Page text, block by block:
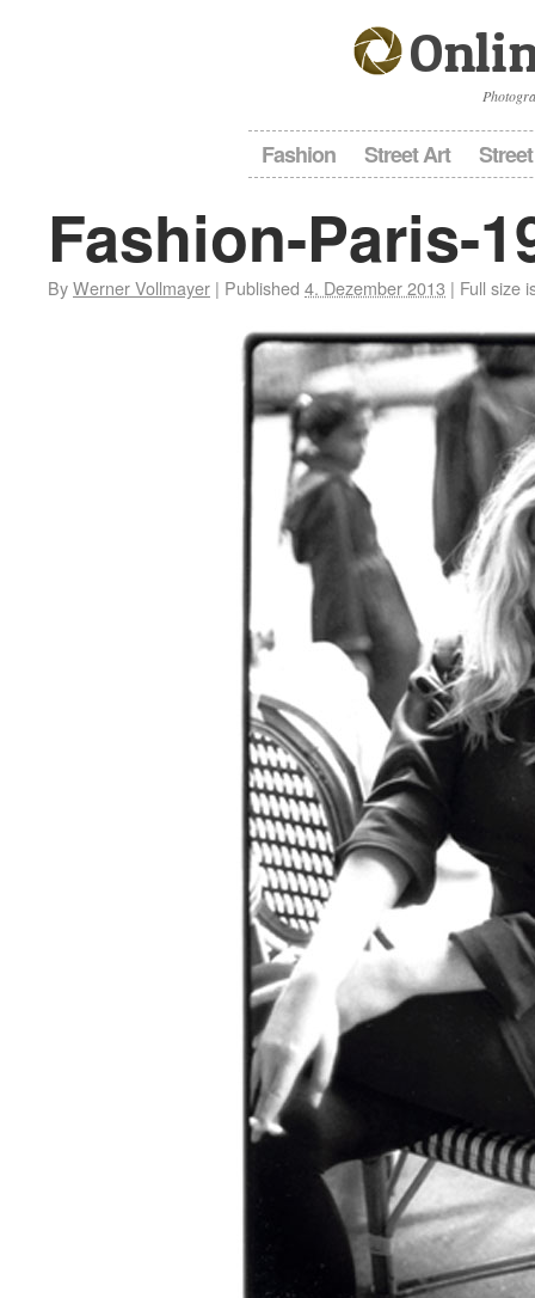
Fashion Street Art
Fashion-Paris-
ByWerner Vollmayer | Published 4. Dezember 2013 | Full size